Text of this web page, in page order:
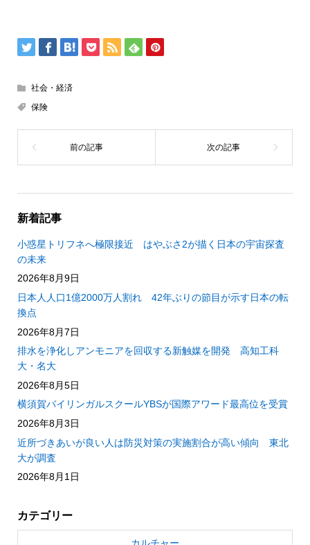
社会・経済
保険
新着記事
小惑星トリフネへ極限接近 はやぶさ2が描く日本の宇宙探査
の未来
2026年8月9日
日本人人口1億2000万人割れ 42年ぶりの節目が示す日本の転
換点
2026年8月7日
排水を浄化しアンモニアを回収する新触媒を開発 高知工科
大・名大
2026年8月5日
横須賀バイリンガルスクールYBSが国際アワード最高位を受賞
2026年8月3日
近所づきあいが良い人は防災対策の実施割合が高い傾向 東北
大が調査
2026年8月1日
カテゴリー